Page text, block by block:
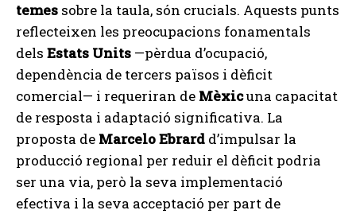
temes sobre la taula, són crucials. Aquests punts
reflecteixen les preocupacions fonamentals
dels Estats Units —pèrdua d’ocupació,
dependència de tercers països i dèficit
comercial— i requeriran de Mèxicuna capacitat
de resposta i adaptació significativa. La
proposta de Marcelo Ebrard d’impulsar la
producció regional per reduir el dèficit podria
ser una via, però la seva implementació
efectiva i la seva acceptació per part de